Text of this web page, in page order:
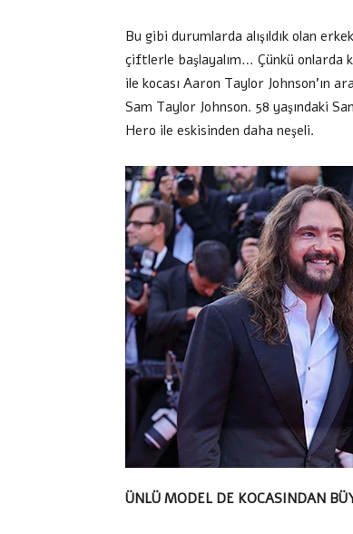
Bu gibi durumlarda alışıldık olan
çiftlerle başlayalım… Çünkü onlarda
ile kocası Aaron Taylor Johnson’ın
Sam Taylor Johnson. 58 yaşındaki
Hero ile eskisinden daha neşeli.
ÜNLÜ MODEL DE KOCASINDAN